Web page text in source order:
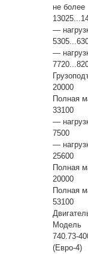
не более
—
—
20000
Полная
33100
—
7500
—
25600
Полная
20000
Полная
53100
Модель
740.73-
(Евро-4)